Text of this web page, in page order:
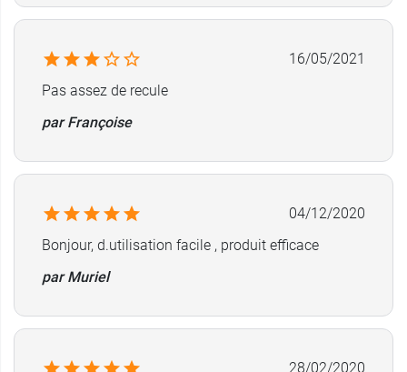
16/05/2021
Pas assez de recule
par Françoise
04/12/2020
Bonjour, d.utilisation facile , produit efficace
par Muriel
28/02/2020